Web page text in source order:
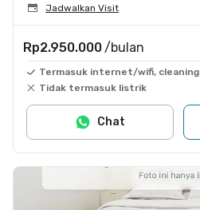
Jadwalkan Visit
Rp2.950.000 /bulan
Termasuk internet/wifi, cleaning
Tidak termasuk listrik
Chat